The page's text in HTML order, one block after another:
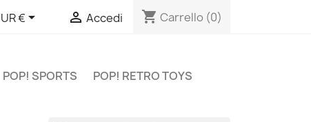
€  Accedi shopping_cart Carrello (0)
POP! SPORTS
POP! RETRO TOYS